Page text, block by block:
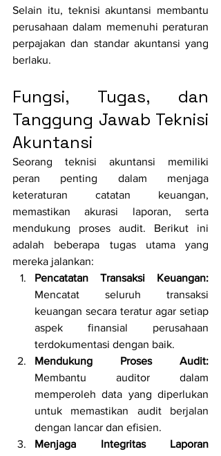
Selain itu, teknisi akuntansi membantu
perusahaan dalam memenuhi peraturan
perpajakan dan standar akuntansi yang
berlaku.
Fungsi, Tugas, dan
Tanggung Jawab Teknisi
Akuntansi
Seorang teknisi akuntansi memiliki
peran penting dalam menjaga
keteraturan catatan keuangan,
memastikan akurasi laporan, serta
mendukung proses audit. Berikut ini
adalah beberapa tugas utama yang
mereka jalankan:
Mencatat seluruh transaksi
keuangan secara teratur agar setiap
aspek finansial perusahaan
terdokumentasi dengan baik.
Membantu auditor dalam
memperoleh data yang diperlukan
untuk memastikan audit berjalan
dengan lancar dan efisien.
Menjaga Integritas Laporan